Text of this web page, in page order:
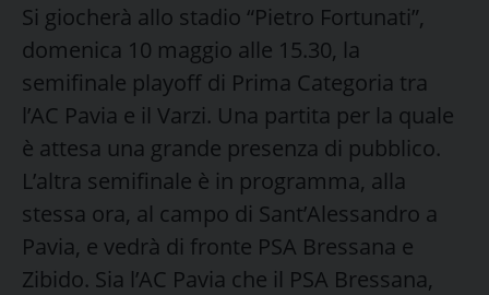
Si giocherà allo stadio “Pietro Fortunati”,
domenica 10 maggio alle 15.30, la
semifinale playoff di Prima Categoria tra
l’AC Pavia e il Varzi. Una partita per la quale
è attesa una grande presenza di pubblico.
L’altra semifinale è in programma, alla
stessa ora, al campo di Sant’Alessandro a
Pavia, e vedrà di fronte PSA Bressana e
Zibido. Sia l’AC Pavia che il PSA Bressana,